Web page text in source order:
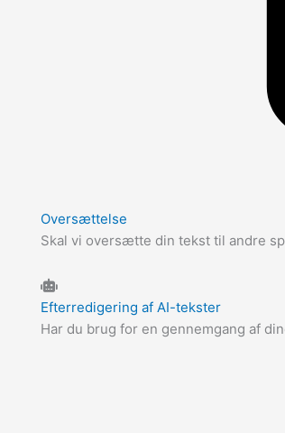
Oversættelse
Skal vi oversætte din tekst til andre
Efterredigering af AI-tekster
Har du brug for en gennemgang af